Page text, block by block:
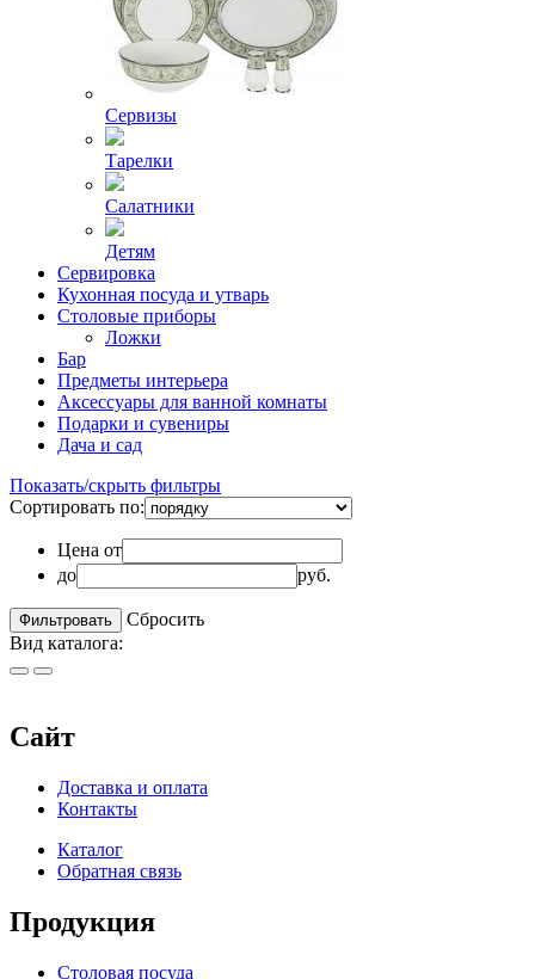
Сервизы
Тарелки
Салатники
Детям
Сервировка
Кухонная посуда и утварь
Столовые приборы
Ложки
Бар
Предметы интерьера
Аксессуары для ванной комнаты
Подарки и сувениры
Дача и сад
Показать/скрыть фильтры
Сортировать по:
Цена от
до
руб.
Сбросить
Вид каталога:
Сайт
Доставка и оплата
Контакты
Каталог
Обратная связь
Продукция
Столовая посуда